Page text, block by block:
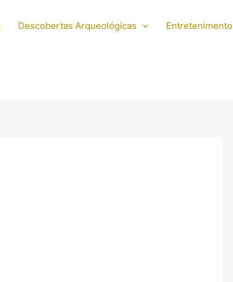
Descobertas Arqueológicas Entretenimento